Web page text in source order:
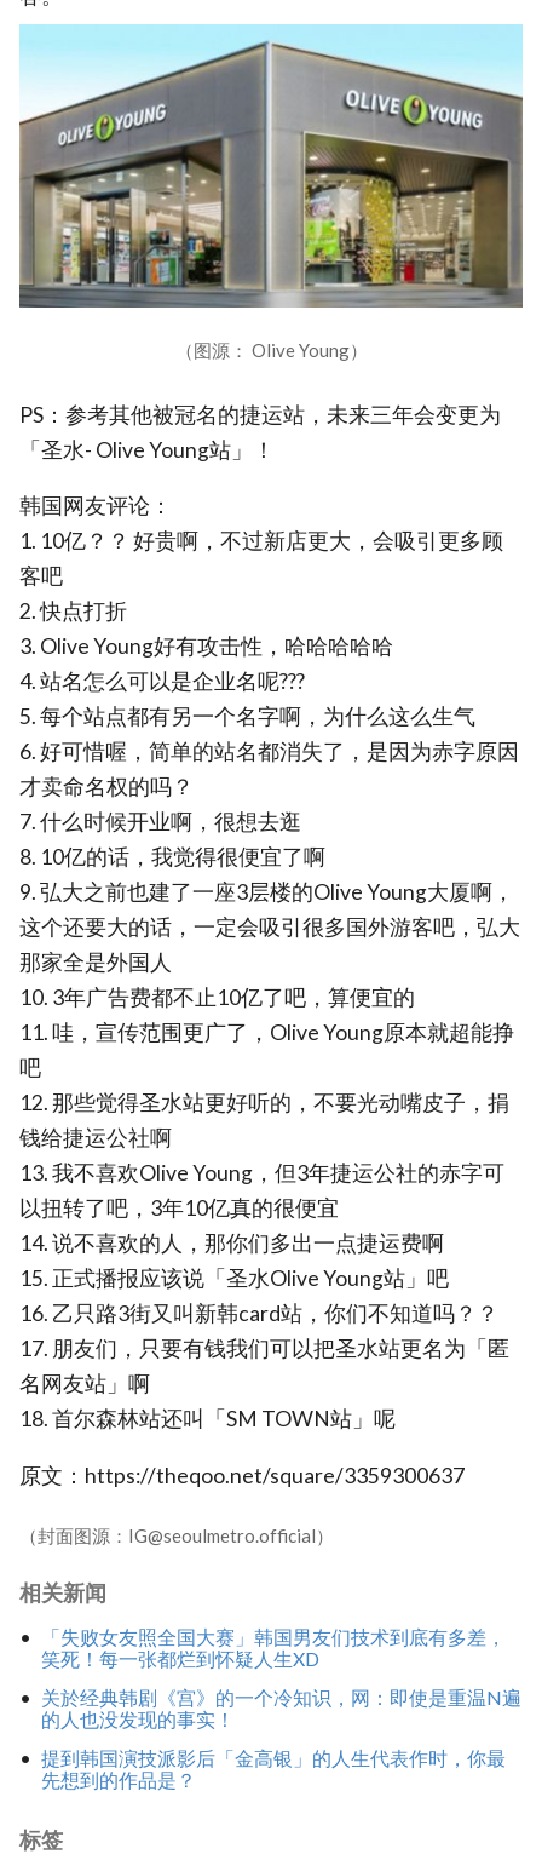
（图源： Olive Young）
PS：参考其他被冠名的捷运站，未来三年会变更为
「圣水- Olive Young站」！
韩国网友评论：
1. 10亿？？ 好贵啊，不过新店更大，会吸引更多顾
客吧
2. 快点打折
3. Olive Young好有攻击性，哈哈哈哈哈
4. 站名怎么可以是企业名呢???
5. 每个站点都有另一个名字啊，为什么这么生气
6. 好可惜喔，简单的站名都消失了，是因为赤字原因
才卖命名权的吗？
7. 什么时候开业啊，很想去逛
8. 10亿的话，我觉得很便宜了啊
9. 弘大之前也建了一座3层楼的Olive Young大厦啊，
这个还要大的话，一定会吸引很多国外游客吧，弘大
那家全是外国人
10. 3年广告费都不止10亿了吧，算便宜的
11. 哇，宣传范围更广了，Olive Young原本就超能挣
吧
12. 那些觉得圣水站更好听的，不要光动嘴皮子，捐
钱给捷运公社啊
13. 我不喜欢Olive Young，但3年捷运公社的赤字可
以扭转了吧，3年10亿真的很便宜
14. 说不喜欢的人，那你们多出一点捷运费啊
15. 正式播报应该说「圣水Olive Young站」吧
16. 乙只路3街又叫新韩card站，你们不知道吗？？
17. 朋友们，只要有钱我们可以把圣水站更名为「匿
名网友站」啊
18. 首尔森林站还叫「SM TOWN站」呢
原文：https://theqoo.net/square/3359300637
（封面图源：IG@seoulmetro.official）
相关新闻
「失败女友照全国大赛」韩国男友们技术到底有多差，
笑死！每一张都烂到怀疑人生XD
关於经典韩剧《宫》的一个冷知识，网：即使是重温N遍
的人也没发现的事实！
提到韩国演技派影后「金高银」的人生代表作时，你最
先想到的作品是？
标签